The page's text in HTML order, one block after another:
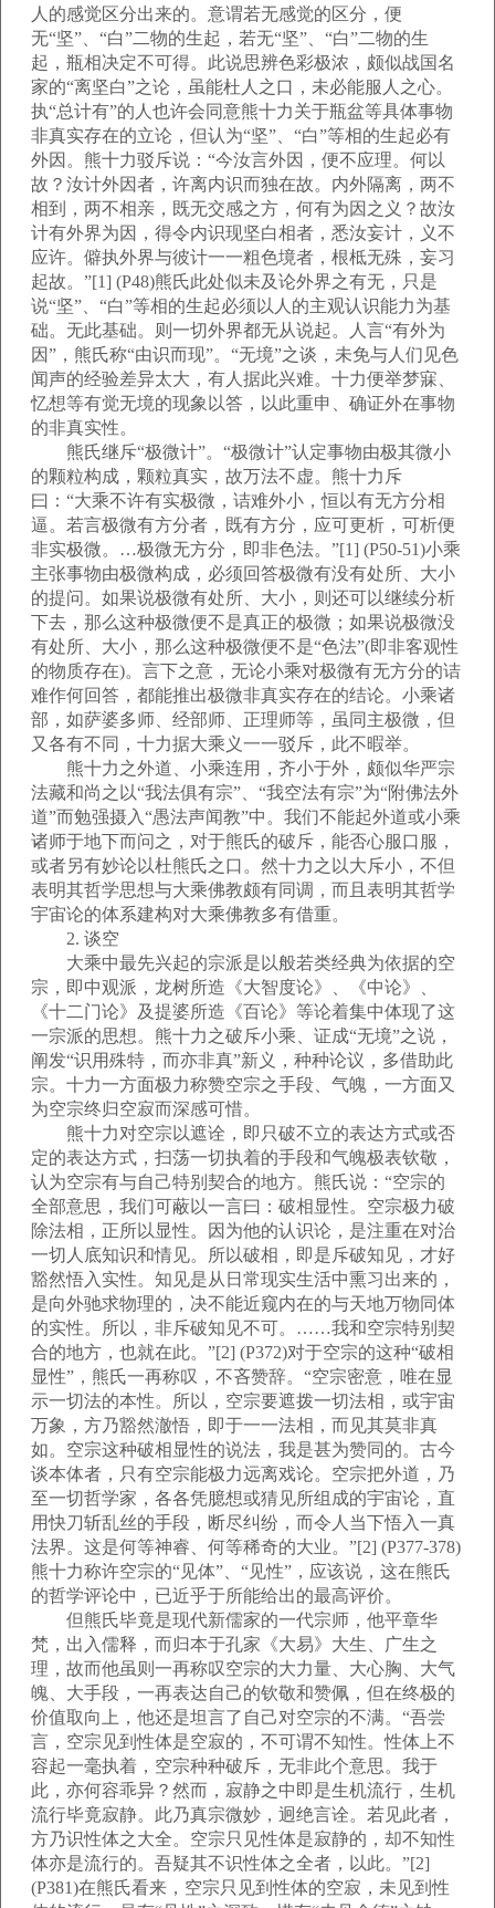
人的感觉区分出来的。意谓若无感觉的区分，便
无“坚”、“白”二物的生起，若无“坚”、“白”二物的生
起，瓶相决定不可得。此说思辨色彩极浓，颇似战国名
家的“离坚白”之论，虽能杜人之口，未必能服人之心。
执“总计有”的人也许会同意熊十力关于瓶盆等具体事物
非真实存在的立论，但认为“坚”、“白”等相的生起必有
外因。熊十力驳斥说：“今汝言外因，便不应理。何以
故？汝计外因者，许离内识而独在故。内外隔离，两不
相到，两不相亲，既无交感之方，何有为因之义？故汝
计有外界为因，得令内识现坚白相者，悉汝妄计，义不
应许。僻执外界与彼计一一粗色境者，根柢无殊，妄习
起故。”[1] (P48)熊氏此处似未及论外界之有无，只是
说“坚”、“白”等相的生起必须以人的主观认识能力为基
础。无此基础。则一切外界都无从说起。人言“有外为
因”，熊氏称“由识而现”。“无境”之谈，未免与人们见色
闻声的经验差异太大，有人据此兴难。十力便举梦寐、
忆想等有觉无境的现象以答，以此重申、确证外在事物
的非真实性。
熊氏继斥“极微计”。“极微计”认定事物由极其微小
的颗粒构成，颗粒真实，故万法不虚。熊十力斥
曰：“大乘不许有实极微，诘难外小，恒以有无方分相
逼。若言极微有方分者，既有方分，应可更析，可析便
非实极微。…极微无方分，即非色法。”[1] (P50-51)小乘
主张事物由极微构成，必须回答极微有没有处所、大小
的提问。如果说极微有处所、大小，则还可以继续分析
下去，那么这种极微便不是真正的极微；如果说极微没
有处所、大小，那么这种极微便不是“色法”(即非客观性
的物质存在)。言下之意，无论小乘对极微有无方分的诘
难作何回答，都能推出极微非真实存在的结论。小乘诸
部，如萨婆多师、经部师、正理师等，虽同主极微，但
又各有不同，十力据大乘义一一驳斥，此不暇举。
熊十力之外道、小乘连用，齐小于外，颇似华严宗
法藏和尚之以“我法俱有宗”、“我空法有宗”为“附佛法外
道”而勉强摄入“愚法声闻教”中。我们不能起外道或小乘
诸师于地下而问之，对于熊氏的破斥，能否心服口服，
或者另有妙论以杜熊氏之口。然十力之以大斥小，不但
表明其哲学思想与大乘佛教颇有同调，而且表明其哲学
宇宙论的体系建构对大乘佛教多有借重。
2. 谈空
大乘中最先兴起的宗派是以般若类经典为依据的空
宗，即中观派，龙树所造《大智度论》、《中论》、
《十二门论》及提婆所造《百论》等论着集中体现了这
一宗派的思想。熊十力之破斥小乘、证成“无境”之说，
阐发“识用殊特，而亦非真”新义，种种论议，多借助此
宗。十力一方面极力称赞空宗之手段、气魄，一方面又
为空宗终归空寂而深感可惜。
熊十力对空宗以遮诠，即只破不立的表达方式或否
定的表达方式，扫荡一切执着的手段和气魄极表钦敬，
认为空宗有与自己特别契合的地方。熊氏说：“空宗的
全部意思，我们可蔽以一言曰：破相显性。空宗极力破
除法相，正所以显性。因为他的认识论，是注重在对治
一切人底知识和情见。所以破相，即是斥破知见，才好
豁然悟入实性。知见是从日常现实生活中熏习出来的，
是向外驰求物理的，决不能近窥内在的与天地万物同体
的实性。所以，非斥破知见不可。……我和空宗特别契
合的地方，也就在此。”[2] (P372)对于空宗的这种“破相
显性”，熊氏一再称叹，不吝赞辞。“空宗密意，唯在显
示一切法的本性。所以，空宗要遮拨一切法相，或宇宙
万象，方乃豁然澈悟，即于一一法相，而见其莫非真
如。空宗这种破相显性的说法，我是甚为赞同的。古今
谈本体者，只有空宗能极力远离戏论。空宗把外道，乃
至一切哲学家，各各凭臆想或猜见所组成的宇宙论，直
用快刀斩乱丝的手段，断尽纠纷，而令人当下悟入一真
法界。这是何等神睿、何等稀奇的大业。”[2] (P377-378)
熊十力称许空宗的“见体”、“见性”，应该说，这在熊氏
的哲学评论中，已近乎于所能给出的最高评价。
但熊氏毕竟是现代新儒家的一代宗师，他平章华
梵，出入儒释，而归本于孔家《大易》大生、广生之
理，故而他虽则一再称叹空宗的大力量、大心胸、大气
魄、大手段，一再表达自己的钦敬和赞佩，但在终极的
价值取向上，他还是坦言了自己对空宗的不满。“吾尝
言，空宗见到性体是空寂的，不可谓不知性。性体上不
容起一毫执着，空宗种种破斥，无非此个意思。我于
此，亦何容乖异？然而，寂静之中即是生机流行，生机
流行毕竟寂静。此乃真宗微妙，迥绝言诠。若见此者，
方乃识性体之大全。空宗只见性体是寂静的，却不知性
体亦是流行的。吾疑其不识性体之全者，以此。”[2]
(P381)在熊氏看来，空宗只见到性体的空寂，未见到性